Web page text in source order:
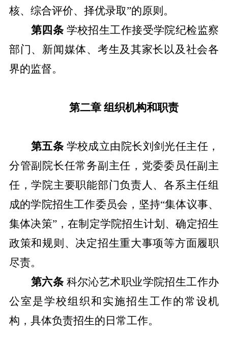
核、综合评价、择优录取”的原则。
第四条 学校招生工作接受学院纪检监察
部门、新闻媒体、考生及其家长以及社会各
界的监督。
第二章组织机构和职责
第五条 学校成立由院长刘剑光任主任，
分管副院长任常务副主任，党委委员任副主
任，学院主要职能部门负责人、各系主任组
成的学院招生工作委员会，坚持“集体议事、
集体决策”，在制定学院招生计划、确定招生
政策和规则、决定招生重大事项等方面履职
尽责。
第六条 科尔沁艺术职业学院招生工作办
公室是学校组织和实施招生工作的常设机
构，具体负责招生的日常工作。